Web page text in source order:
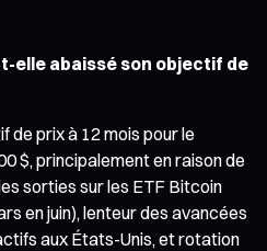
t-elle abaissé son objectif de
de prix à 12 mois pour le
$, principalement en raison de
sorties sur les ETF Bitcoin
en juin), lenteur des avancées
aux États-Unis, et rotation